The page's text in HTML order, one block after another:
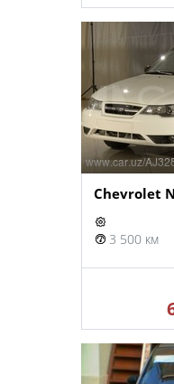
Chevrolet
3 500 км